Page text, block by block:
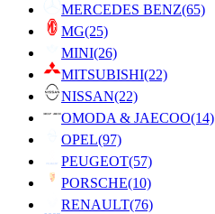
MERCEDES BENZ(65)
MG(25)
MINI(26)
MITSUBISHI(22)
NISSAN(22)
OMODA & JAECOO(14)
OPEL(97)
PEUGEOT(57)
PORSCHE(10)
RENAULT(76)